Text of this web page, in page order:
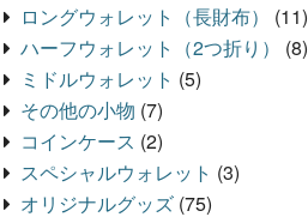
ロングウォレット（長財布）
(11)
ハーフウォレット（2つ折り）
(8)
ミドルウォレット (5)
その他の小物 (7)
コインケース (2)
スペシャルウォレット (3)
オリジナルグッズ (75)